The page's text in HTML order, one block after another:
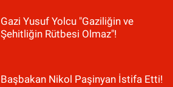
Gazi Yusuf Yolcu "Gaziliğin ve
Şehitliğin Rütbesi Olmaz"!
Başbakan Nikol Paşinyan İstifa Etti!